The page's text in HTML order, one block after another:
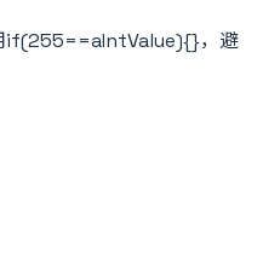
if(255==aIntValue){}，避